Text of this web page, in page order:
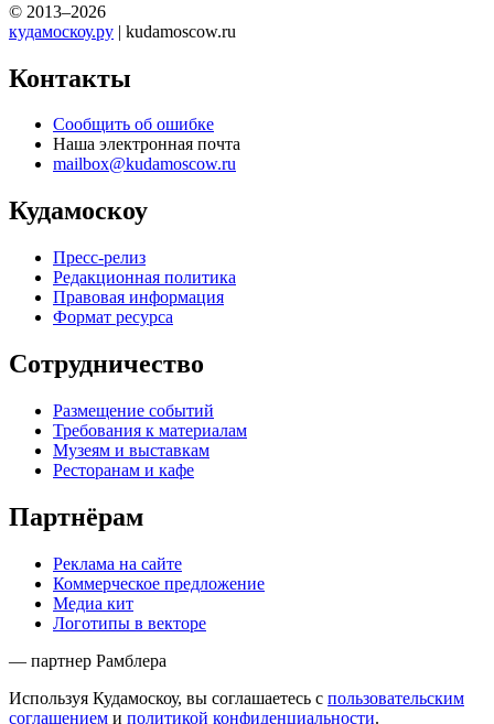
© 2013–2026
кудамоскоу.ру | kudamoscow.ru
Контакты
Сообщить об ошибке
Наша электронная почта
mailbox@kudamoscow.ru
Кудамоскоу
Пресс-релиз
Редакционная политика
Правовая информация
Формат ресурса
Сотрудничество
Размещение событий
Требования к материалам
Музеям и выставкам
Ресторанам и кафе
Партнёрам
Реклама на сайте
Коммерческое предложение
Медиа кит
Логотипы в векторе
— партнер Рамблера
Используя Кудамоскоу, вы соглашаетесь с пользовательским
соглашением и политикой конфиденциальности.